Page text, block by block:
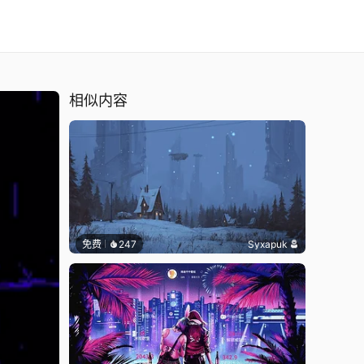
相似内容
免费 247 Syxapuk